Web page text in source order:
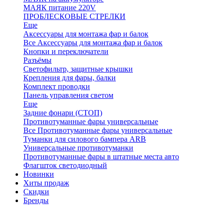
МАЯК питание 220V
ПРОБЛЕСКОВЫЕ СТРЕЛКИ
Еще
Аксессуары для монтажа фар и балок
Все Аксессуары для монтажа фар и балок
Кнопки и переключатели
Разъёмы
Светофильтр, защитные крышки
Крепления для фары, балки
Комплект проводки
Панель управления светом
Еще
Задние фонари (СТОП)
Противотуманные фары универсальные
Все Противотуманные фары универсальные
Туманки для силового бампера ARB
Универсальные противотуманки
Противотуманные фары в штатные места авто
Флагшток светодиодный
Новинки
Хиты продаж
Скидки
Бренды